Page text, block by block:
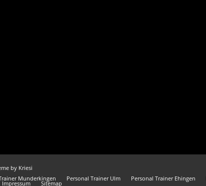
by Kriesi
Munderkingen Personal Trainer Ulm Personal Trainer Ehingen
Impressum Sitemap